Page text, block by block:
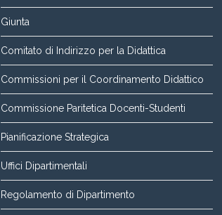
Giunta
Comitato di Indirizzo per la Didattica
Commissioni per il Coordinamento Didattico
Commissione Paritetica Docenti-Studenti
Pianificazione Strategica
Uffici Dipartimentali
Regolamento di Dipartimento